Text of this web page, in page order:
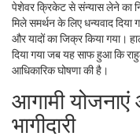
पेशेवर क्रिकेट से संन्यास लेने का
मिले समर्थन के लिए धन्यवाद
और यादों का जिक्र किया गया।
दिया गया जब यह साफ हुआ कि
आधिकारिक घोषणा की है।
आगामी योजनाएं
भागीदारी